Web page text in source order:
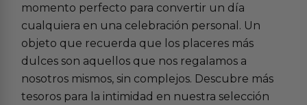
momento perfecto para convertir un día
cualquiera en una celebración personal. Un
objeto que recuerda que los placeres más
dulces son aquellos que nos regalamos a
nosotros mismos, sin complejos. Descubre más
tesoros para la intimidad en nuestra selección